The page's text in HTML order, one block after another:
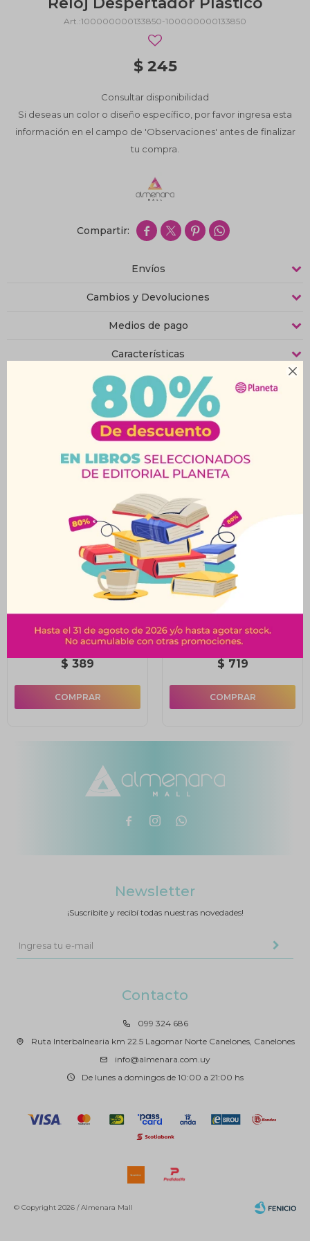

100000000133850-100000000133850
$ 245
Consultar disponibilidad
Si deseas un color o diseño específico, por favor ingresa esta
información en el campo de 'Observaciones' antes de finalizar
tu compra.
   
Envíos
Cambios y Devoluciones
Medios de pago
Características
Productos que te pueden interesar
Reloj Despertador Iris -
Plástico
$ 389
Reloj Despertador Con
Luz Camile
$ 719
  
Contacto
099 324 686
Ruta Interbalnearia km 22.5 Lagomar Norte Canelones, Canelones
info@almenara.com.uy
De lunes a domingos de 10:00 a 21:00 hs
Newsletter
¡Suscribite y recibí todas nuestras novedades!
© Copyright 2026 / Almenara Mall